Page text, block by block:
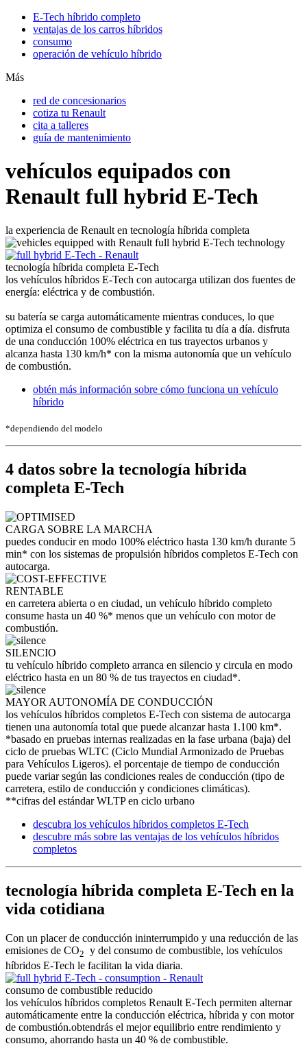
E-Tech híbrido completo
ventajas de los carros híbridos
consumo
operación de vehículo híbrido
Más
red de concesionarios
cotiza tu Renault
cita a talleres
guía de mantenimiento
vehículos equipados con
Renault full hybrid E-Tech
la experiencia de Renault en tecnología híbrida completa
tecnología híbrida completa E-Tech
los vehículos híbridos E-Tech con autocarga utilizan dos fuentes de
energía: eléctrica y de combustión.
su batería se carga automáticamente mientras conduces, lo que
optimiza el consumo de combustible y facilita tu día a día. disfruta
de una conducción 100% eléctrica en tus trayectos urbanos y
alcanza hasta 130 km/h* con la misma autonomía que un vehículo
de combustión.
obtén más información sobre cómo funciona un vehículo
híbrido
*dependiendo del modelo
4 datos sobre la tecnología híbrida
completa E-Tech
CARGA SOBRE LA MARCHA
puedes conducir en modo 100% eléctrico hasta 130 km/h durante 5
min* con los sistemas de propulsión híbridos completos E-Tech con
autocarga.
RENTABLE
en carretera abierta o en ciudad, un vehículo híbrido completo
consume hasta un 40 %* menos que un vehículo con motor de
combustión.
SILENCIO
tu vehículo híbrido completo arranca en silencio y circula en modo
eléctrico hasta en un 80 % de tus trayectos en ciudad*.
MAYOR AUTONOMÍA DE CONDUCCIÓN
los vehículos híbridos completos E-Tech con sistema de autocarga
tienen una autonomía total que puede alcanzar hasta 1.100 km*.
*basado en pruebas internas realizadas en la fase urbana (baja) del
ciclo de pruebas WLTC (Ciclo Mundial Armonizado de Pruebas
para Vehículos Ligeros). el porcentaje de tiempo de conducción
puede variar según las condiciones reales de conducción (tipo de
carretera, estilo de conducción y condiciones climáticas).
**cifras del estándar WLTP en ciclo urbano
descubra los vehículos híbridos completos E-Tech
descubre más sobre las ventajas de los vehículos híbridos
completos
tecnología híbrida completa E-Tech en la
vida cotidiana
Con un placer de conducción ininterrumpido y una reducción de las
emisiones de CO2 y del consumo de combustible, los vehículos
híbridos E-Tech le facilitan la vida diaria.
consumo de combustible reducido
los vehículos híbridos completos Renault E-Tech permiten alternar
automáticamente entre la conducción eléctrica, híbrida y con motor
de combustión.obtendrás el mejor equilibrio entre rendimiento y
consumo, ahorrando hasta un 40 % de combustible.